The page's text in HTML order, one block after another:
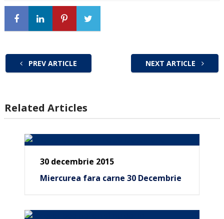
PREV ARTICLE NEXT ARTICLE
Related Articles
30 decembrie 2015
Miercurea fara carne 30 Decembrie